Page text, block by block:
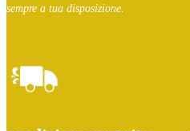
sempre a tua disposizione.